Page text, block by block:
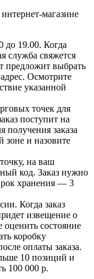
магазине
до 19.00. Когда
служба свяжется
предложит выбрать
Осмотрите
указанной
точек для
поступит на
получения заказа
зоне и назовите
на ваш
код. Заказ нужно
хранения — 3
Когда заказ
извещение о
состояние
коробку
оплаты заказа.
10 позиций и
100 000 р.